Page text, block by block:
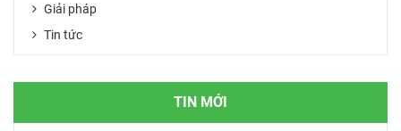
Giải pháp
Tin tức
TIN MỚI